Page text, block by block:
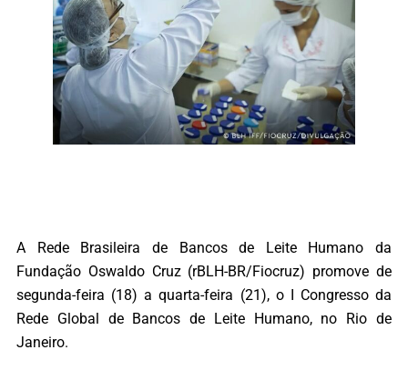
A Rede Brasileira de Bancos de Leite Humano da
Fundação Oswaldo Cruz (rBLH-BR/Fiocruz) promove de
segunda-feira (18) a quarta-feira (21), o I Congresso da
Rede Global de Bancos de Leite Humano, no Rio de
Janeiro.